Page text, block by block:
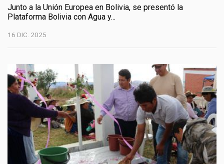
Junto a la Unión Europea en Bolivia, se presentó la
Plataforma Bolivia con Agua y...
16 DIC. 2025